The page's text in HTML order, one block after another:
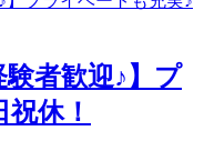
験者歓迎♪】プ
休！